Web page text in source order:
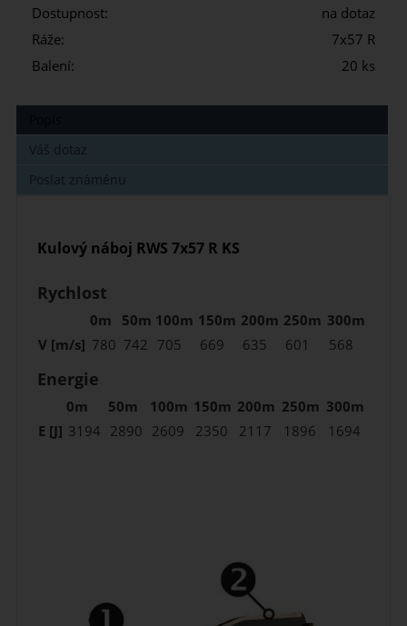
Dostupnost:
na dotaz
Ráže:
7x57 R
Balení:
20 ks
Váš dotaz
Poslat známénu
Kulový náboj RWS 7x57 R KS
Rychlost
0m 50m 100m 150m 200m 250m 300m
V [m/s] 780 742 705 669 635 601 568
Energie
0m 50m 100m 150m 200m 250m 300m
E [J] 3194 2890 2609 2350 2117 1896 1694